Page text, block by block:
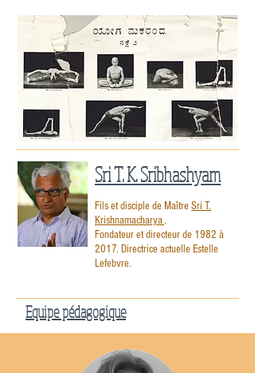
Sri T. K. Sribhashyam
Fils et disciple de Maître Sri T.
Krishnamacharya.
Fondateur et directeur de 1982 à
2017. Directrice actuelle Estelle
Lefebvre.
Equipe pédagogique